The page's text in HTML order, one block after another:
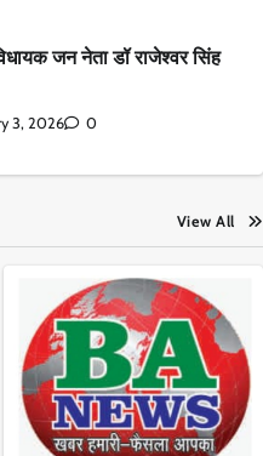
जन नेता डॉ राजेश्वर सिंह
3, 2026 0
View All